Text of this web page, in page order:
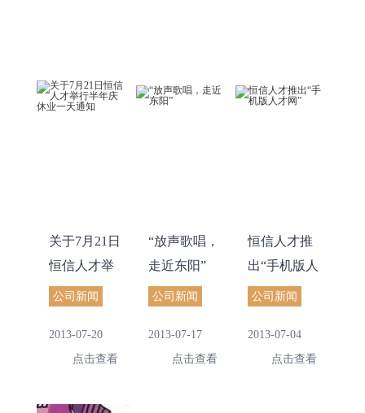
关于7月21日
恒信人才举
行半年庆休
公司新闻
2013-07-20
点击查看
“放声歌唱，
走近东阳”
公司新闻
2013-07-17
点击查看
恒信人才推
出“手机版人
才网”
公司新闻
2013-07-04
点击查看